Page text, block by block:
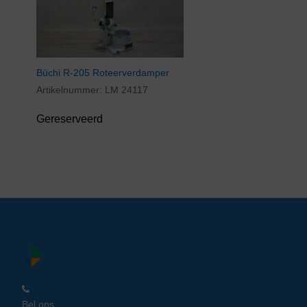
Büchi R-205 Roteerverdamper
Artikelnummer: LM 24117
Gereserveerd
Bel ons